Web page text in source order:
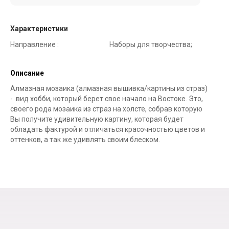
Характеристики
Направление :
Наборы для творчества;
Описание
Алмазная мозаика (алмазная вышивка/картины из страз)
- вид хобби, который берет свое начало на Востоке. Это,
своего рода мозаика из страз на холсте, собрав которую
Вы получите удивительную картину, которая будет
обладать фактурой и отличаться красочностью цветов и
оттенков, а так же удивлять своим блеском.